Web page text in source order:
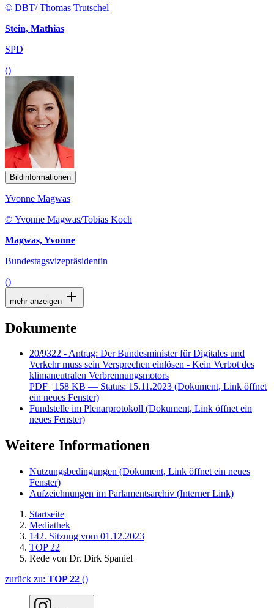
© DBT/ Thomas Trutschel
Stein, Mathias
SPD
()
Bildinformationen
Yvonne Magwas
© Yvonne Magwas/Tobias Koch
Magwas, Yvonne
Bundestagsvizepräsidentin
()
mehr anzeigen
Dokumente
20/9322 - Antrag: Der Bundesminister für Digitales und
Verkehr muss sein Versprechen einlösen - Kein Verbot des
klimaneutralen Verbrennungsmotors
PDF | 158 KB — Status: 15.11.2023 (Dokument, Link öffnet
ein neues Fenster)
Fundstelle im Plenarprotokoll (Dokument, Link öffnet ein
neues Fenster)
Weitere Informationen
Nutzungsbedingungen (Dokument, Link öffnet ein neues
Fenster)
Aufzeichnungen im Parlamentsarchiv (Interner Link)
Startseite
Mediathek
142. Sitzung vom 01.12.2023
TOP 22
Rede von Dr. Dirk Spaniel
zurück zu: TOP 22 ()